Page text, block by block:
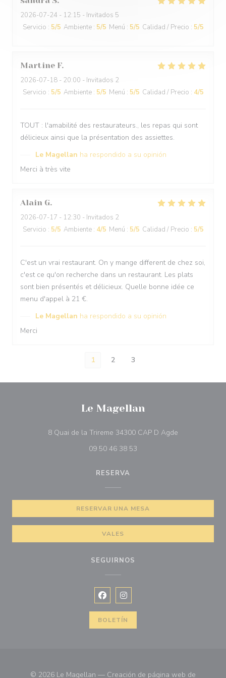
2026-07-24 - 12:15 - Invitados 5
Servicio : 5/5 Ambiente : 5/5 Menú : 5/5 Calidad / Precio : 5/5
Martine F
2026-07-18 - 20:00 - Invitados 2
Servicio : 5/5 Ambiente : 5/5 Menú : 5/5 Calidad / Precio : 4/5
TOUT : l'amabilité des restaurateurs., les repas qui sont
délicieux ainsi que la présentation des assiettes.
Le Magellan ha respondido a su opinión
Merci à très vite
Alain G
2026-07-17 - 12:30 - Invitados 2
Servicio : 5/5 Ambiente : 4/5 Menú : 5/5 Calidad / Precio : 5/5
C'est un vrai restaurant. On y mange different de chez soi,
c'est ce qu'on recherche dans un restaurant. Les plats
sont bien présentés et délicieux. Quelle bonne idée ce
menu d'appel à 21 €.
Le Magellan ha respondido a su opinión
Merci
1 2 3
Le Magellan
8 Quai de la Trireme 34300 CAP D Agde
09 50 46 38 53
RESERVA
RESERVAR UNA MESA
VALES
SEGUIRNOS
Facebook ((abre en una nueva
Instagram ((abre en una
BOLETÍN
© 2026 Le Magellan — Creación de página web de